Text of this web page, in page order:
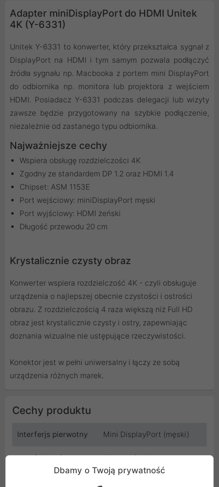
Adapter miniDisplayPort do HDMI Unitek
4K (Y-6331)
Unitek Y-6331 to konwerter, który przekształca sygnał z
DisplayPort na HDMI i tym samym pozwala podłączyć
źródła sygnału np. Macbooka z portem mini DisplayPort
do odbiornika np. monitora lub projektora z wejściem
HDMI. Posiadacz Y-6331 podczas delegacji lub wizyty
zawsze będzie przygotowany na szybkie podłączenie,
niezależnie od zastanego typu odbiornika.
Najważniejsze cechy
Wspiera obsługę rozdzielczości 4K
Zgodny ze standardem DP 1.2 oraz HDMI 1.4
Chipset: ASM 1153E
Port wejściowy: miniDisplayPort męski
Port wyjściowy: HDMI żeński
Długość przewodu 20 cm
Krystalicznie czysty obraz
Konwerter wspiera rozdzielczość 4K - czyli obsługuje
urządzenia o najlepszej obecnie czystości i ostrości
obrazu. Z rozdzielczością 4 raza większą niż Full HD
obraz jest krystalicznie czysty i ostry, zapewniając
doznania wizualne nie ustępujące rzeczywistości.
Konektor jest w pełni uniwersalny i łączy ze sobą
urządzenia różnych marek.
Cechy produktu
Interferjs pierwotny Mini DisplayPort (męski)
Interfejs wtórny HDMI żeński/gniazdo
Dbamy o Twoją prywatność